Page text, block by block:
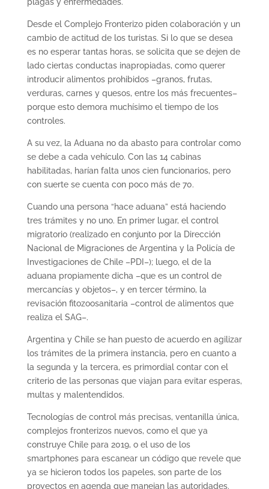
Desde el Complejo Fronterizo piden colaboración y un
cambio de actitud de los turistas. Si lo que se desea
es no esperar tantas horas, se solicita que se dejen de
lado ciertas conductas inapropiadas, como querer
introducir alimentos prohibidos –granos, frutas,
verduras, carnes y quesos, entre los más frecuentes–
porque esto demora muchísimo el tiempo de los
controles.
A su vez, la Aduana no da abasto para controlar como
se debe a cada vehículo. Con las 14 cabinas
habilitadas, harían falta unos cien funcionarios, pero
con suerte se cuenta con poco más de 70.
Cuando una persona “hace aduana” está haciendo
tres trámites y no uno. En primer lugar, el control
migratorio (realizado en conjunto por la Dirección
Nacional de Migraciones de Argentina y la Policía de
Investigaciones de Chile –PDI–); luego, el de la
aduana propiamente dicha –que es un control de
mercancías y objetos–, y en tercer término, la
revisación fitozoosanitaria –control de alimentos que
realiza el SAG–.
Argentina y Chile se han puesto de acuerdo en agilizar
los trámites de la primera instancia, pero en cuanto a
la segunda y la tercera, es primordial contar con el
criterio de las personas que viajan para evitar esperas,
multas y malentendidos.
Tecnologías de control más precisas, ventanilla única,
complejos fronterizos nuevos, como el que ya
construye Chile para 2019, o el uso de los
smartphones para escanear un código que revele que
ya se hicieron todos los papeles, son parte de los
proyectos en agenda que manejan las autoridades.